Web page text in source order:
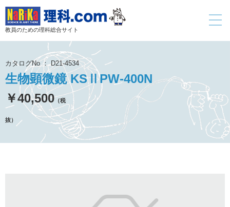
教員のための理科総合サイト
toggle
カタログNo ： D21-4534
生物顕微鏡 KSⅡPW-400N
￥40,500 （税
抜）